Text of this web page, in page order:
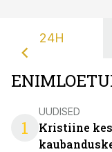
24H
1
UUDISED
Kristiine